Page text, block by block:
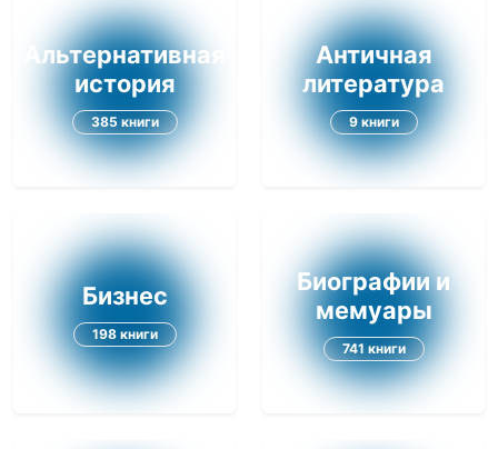
Альтернативная
история
385 книги
Античная
литература
9 книги
Бизнес
198 книги
Биографии и
мемуары
741 книги